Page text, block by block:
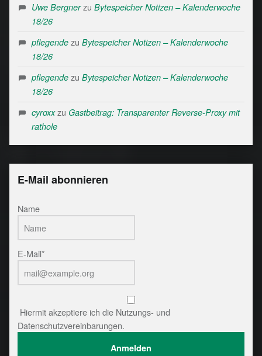
Uwe Bergnerzu Bytespeicher Notizen – Kalenderwoche
18/26
pflegendezu Bytespeicher Notizen – Kalenderwoche
18/26
pflegendezu Bytespeicher Notizen – Kalenderwoche
18/26
cyroxxzu Gastbeitrag: Transparenter Reverse-Proxy mit
rathole
E-Mail abonnieren
Name
E-Mail*
Hiermit akzeptiere ich die Nutzungs- und
Datenschutzvereinbarungen.